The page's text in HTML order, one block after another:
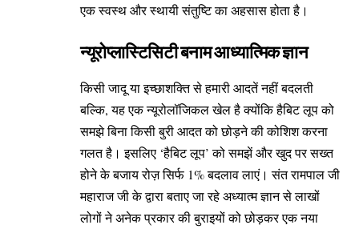
एक स्वस्थ और स्थायी संतुष्टि का अहसास होता है।
न्यूरोप्लास्टिसिटी बनाम आध्यात्मिक ज्ञान
किसी जादू या इच्छाशक्ति से हमारी आदतें नहीं बदलती
बल्कि, यह एक न्यूरोलॉजिकल खेल है क्योंकि हैबिट लूप को
समझे बिना किसी बुरी आदत को छोड़ने की कोशिश करना
गलत है। इसलिए ‘हैबिट लूप’ को समझें और खुद पर सख्त
होने के बजाय रोज़ सिर्फ 1% बदलाव लाएं। संत रामपाल जी
महाराज जी के द्वारा बताए जा रहे अध्यात्म ज्ञान से लाखों
लोगों ने अनेक प्रकार की बुराइयों को छोड़कर एक नया